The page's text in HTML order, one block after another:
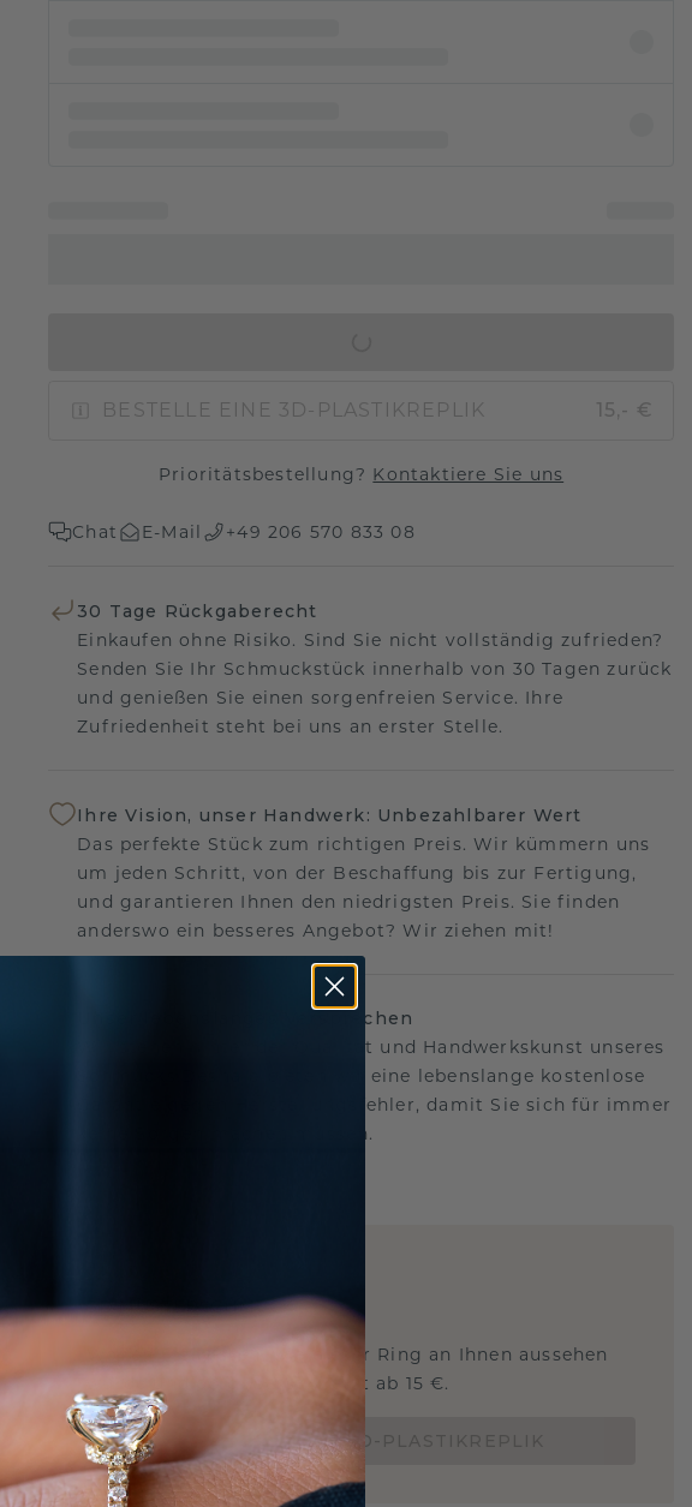
BESTELLE EINE 3D-PLASTIKREPLIK 15,- €
Prioritätsbestellung? Kontaktiere Sie uns
Chat E-Mail +49 206 570 833 08
30 Tage Rückgaberecht
Einkaufen ohne Risiko. Sind Sie nicht vollständig zufrieden?
Senden Sie Ihr Schmuckstück innerhalb von 30 Tagen zurück
und genießen Sie einen sorgenfreien Service. Ihre
Zufriedenheit steht bei uns an erster Stelle.
Ihre Vision, unser Handwerk: Unbezahlbarer Wert
Das perfekte Stück zum richtigen Preis. Wir kümmern uns
um jeden Schritt, von der Beschaffung bis zur Fertigung,
und garantieren Ihnen den niedrigsten Preis. Sie finden
anderswo ein besseres Angebot? Wir ziehen mit!
Unser lebenslanges Versprechen
Wir stehen hinter der Qualität und Handwerkskunst unseres
Schmucks.Deshalb bieten wir eine lebenslange kostenlose
Garantie gegen Herstellungsfehler, damit Sie sich für immer
keine Sorgen machen müssen.
3D MUSTERSCHMUCK
Wollen Sie wissen, wie dieser Ring an Ihnen aussehen
würde und ob er passt? Jetzt ab 15 €.
BESTELLE EINE 3D-PLASTIKREPLIK